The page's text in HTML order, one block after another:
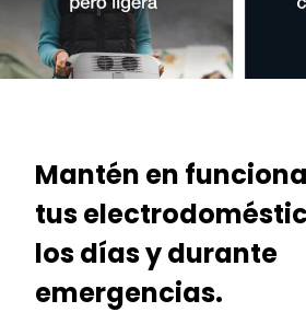
Mantén en
tus
los días y durante
emergencias.